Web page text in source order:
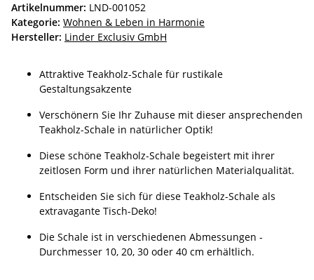
Artikelnummer: LND-001052
Kategorie: Wohnen & Leben in Harmonie
Hersteller: Linder Exclusiv GmbH
Attraktive Teakholz-Schale für rustikale
Gestaltungsakzente
Verschönern Sie Ihr Zuhause mit dieser ansprechenden
Teakholz-Schale in natürlicher Optik!
Diese schöne Teakholz-Schale begeistert mit ihrer
zeitlosen Form und ihrer natürlichen Materialqualität.
Entscheiden Sie sich für diese Teakholz-Schale als
extravagante Tisch-Deko!
Die Schale ist in verschiedenen Abmessungen -
Durchmesser 10, 20, 30 oder 40 cm erhältlich.